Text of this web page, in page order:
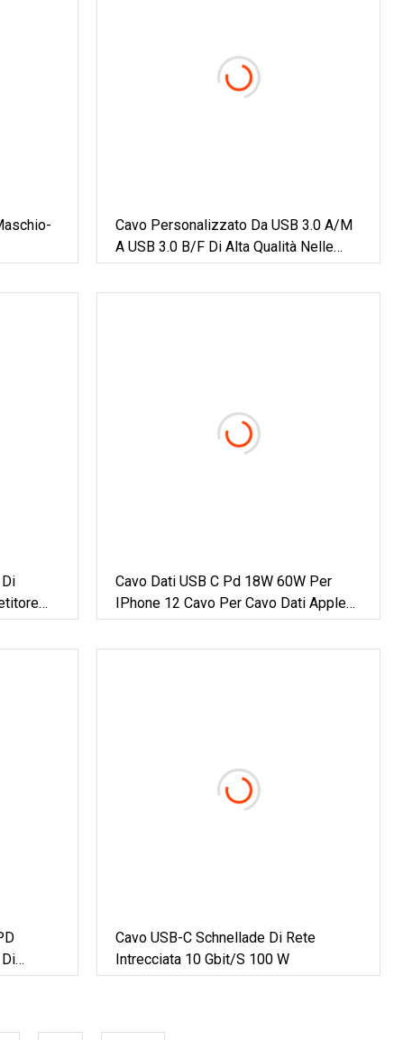
Cavo Personalizzato Da USB 3.0 A/M
A USB 3.0 B/F Di Alta Qualità Nelle
Vendite In Fabbrica
40m
Cavo Dati USB C Pd 18W 60W Per
IPhone 12 Cavo Per Cavo Dati Apple
Per Cavo USB Caricabatterie IPhone,
Per Cavo IPhone
Type-
Cavo USB-C Schnellade Di Rete
Intrecciata 10 Gbit/s 100 W